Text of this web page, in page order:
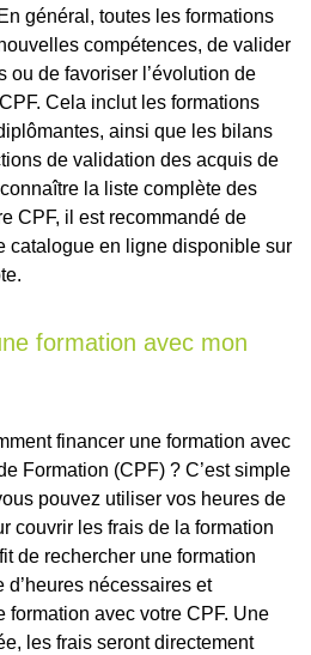
général, toutes les formations
compétences, de valider
ou de favoriser l’évolution de
Cela inclut les formations
ainsi que les bilans
de validation des acquis de
la liste complète des
CPF, il est recommandé de
catalogue en ligne disponible sur
formation avec mon
financer une formation avec
Formation (CPF) ? C’est simple
pouvez utiliser vos heures de
couvrir les frais de la formation
de rechercher une formation
nécessaires et
formation avec votre CPF. Une
les frais seront directement